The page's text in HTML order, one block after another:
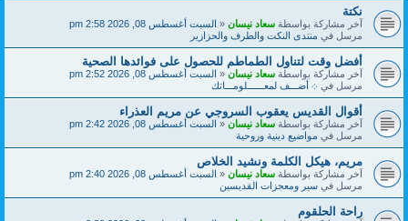
نكتة
آخر مشاركة بواسطةسعاد نيسان«السبت أغسطس 08, 2026 2:58 pm
مرسل فيمنتدى النكت والطرف والحزازير
أفضل وقت لتناول الطماطم للحصول على فوائدها الصحية
آخر مشاركة بواسطةسعاد نيسان«السبت أغسطس 08, 2026 2:52 pm
مرسل في܀ أضـــف لمعــــــلومـــاتك
أقوال القديس يعقوب السروجي عن مريم العذراء
آخر مشاركة بواسطةسعاد نيسان«السبت أغسطس 08, 2026 2:42 pm
مرسل فيمواضيع دينية وروحية
مريم، هيكل الكلمة ونشيد الخلاص
آخر مشاركة بواسطةسعاد نيسان«السبت أغسطس 08, 2026 2:40 pm
مرسل فيسير ومعجزات القديسين
راحة الحلقوم